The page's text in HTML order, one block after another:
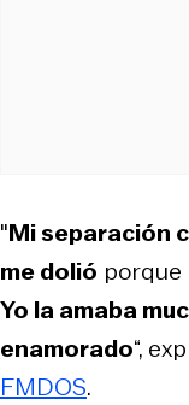
"Mi separación
me dolió
Yo la amaba
enamorado“,
FMDOS.